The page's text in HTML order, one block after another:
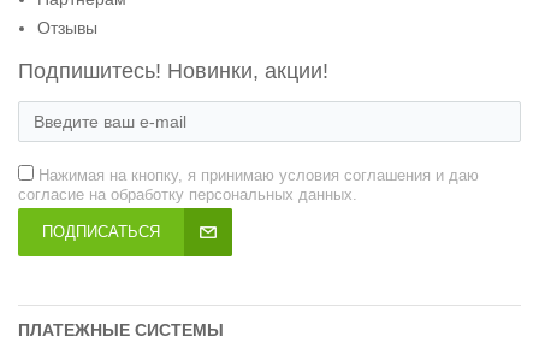
Отзывы
Подпишитесь! Новинки, акции!
Нажимая на кнопку, я принимаю условия соглашения и даю
согласие на обработку персональных данных.
ПОДПИСАТЬСЯ
ПЛАТЕЖНЫЕ СИСТЕМЫ